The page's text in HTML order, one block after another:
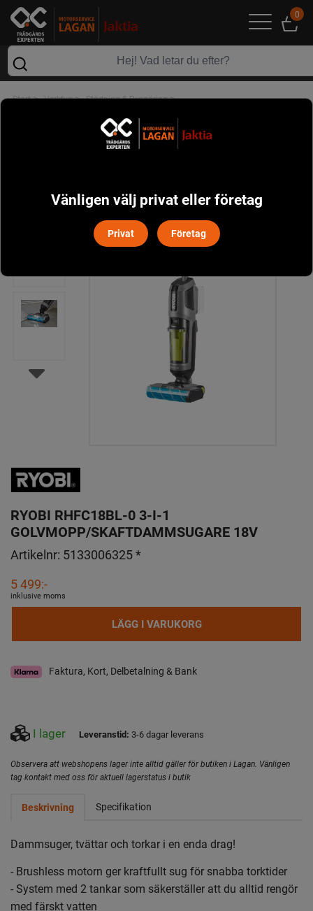
0
Start> Verktyg> Städning & Rengöring>
RYOBI RHFC18BL-0 3-I-1
GOLVMOPP/SKAFTDAMMSUGARE 18V
Artikelnr: 5133006325 *
5 499:-
inklusive moms
LÄGG I VARUKORG
Faktura, Kort, Delbetalning & Bank
I lager Leveranstid: 3-6 dagar leverans
Observera att webshopens lager inte alltid gäller för butiken i Lagan. Vänligen
tag kontakt med oss för aktuell lagerstatus i butik
Beskrivning Specifikation
Dammsuger, tvättar och torkar i en enda drag!
- Brushless motorn ger kraftfullt sug för snabba torktider
- System med 2 tankar som säkerställer att du alltid rengör
med färskt vatten
Vänligen välj privat eller företag
Privat Företag